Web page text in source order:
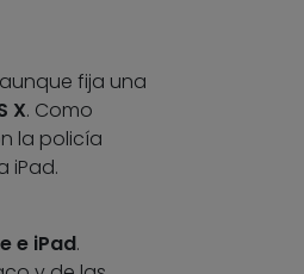
fija una
X. Como
la policía
iPad.
e iPad.